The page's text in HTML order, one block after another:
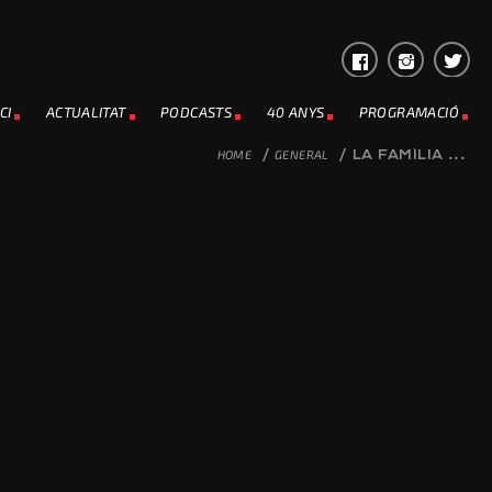
ACTUALITAT PODCASTS 40 ANYS PROGRAMACIÓ
HOME / GENERAL / LA FAMÍLIA ...